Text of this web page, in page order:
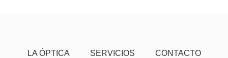
LA ÓPTICA SERVICIOS CONTACTO